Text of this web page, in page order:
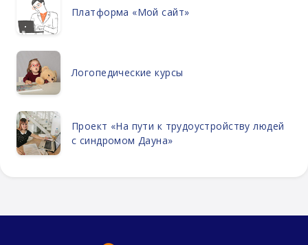
Платформа «Мой сайт»
Логопедические курсы
Проект «На пути к трудоустройству людей
с синдромом Дауна»